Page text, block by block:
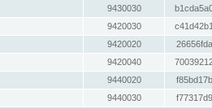
9430030
9420030
9420020
9420040
9440020
9440030